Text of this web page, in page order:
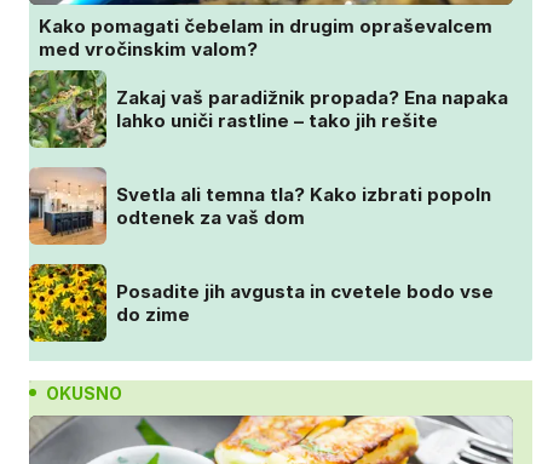
Kako pomagati čebelam in drugim opraševalcem
med vročinskim valom?
Zakaj vaš paradižnik propada? Ena napaka
lahko uniči rastline – tako jih rešite
Svetla ali temna tla? Kako izbrati popoln
odtenek za vaš dom
Posadite jih avgusta in cvetele bodo vse
do zime
OKUSNO